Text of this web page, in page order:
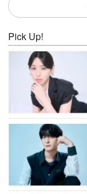
Pick Up!